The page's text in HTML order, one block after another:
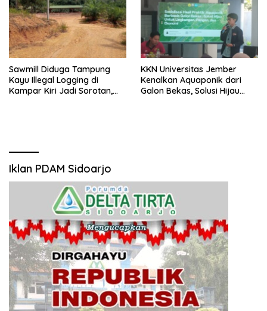
Sawmill Diduga Tampung
Kayu Illegal Logging di
Kampar Kiri Jadi Sorotan,
KKN Universitas Jember
Kenalkan Aquaponik dari
Galon Bekas, Solusi Hijau
Iklan PDAM Sidoarjo